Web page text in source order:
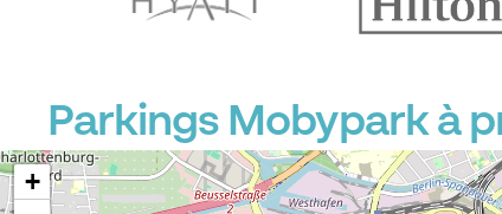
Parkings Mobypark à
+